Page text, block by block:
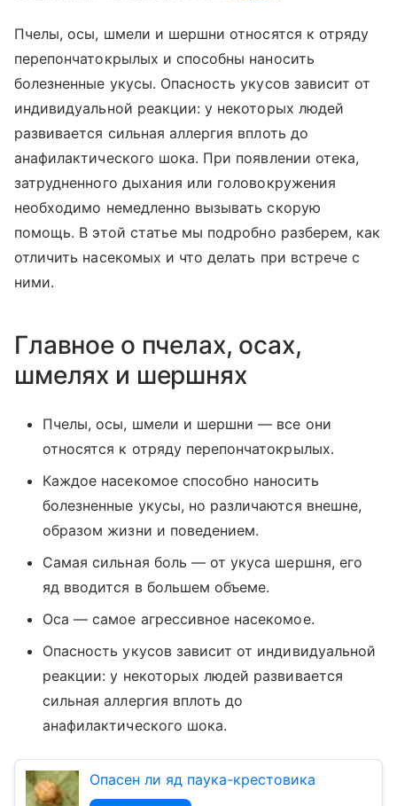
Пчелы, осы, шмели и шершни относятся к отряду
перепончатокрылых и способны наносить
болезненные укусы. Опасность укусов зависит от
индивидуальной реакции: у некоторых людей
развивается сильная аллергия вплоть до
анафилактического шока. При появлении отека,
затрудненного дыхания или головокружения
необходимо немедленно вызывать скорую
помощь. В этой статье мы подробно разберем, как
отличить насекомых и что делать при встрече с
ними.
Главное о пчелах, осах,
шмелях и шершнях
Пчелы, осы, шмели и шершни — все они
относятся к отряду перепончатокрылых.
Каждое насекомое способно наносить
болезненные укусы, но различаются внешне,
образом жизни и поведением.
Самая сильная боль — от укуса шершня, его
яд вводится в большем объеме.
Оса — самое агрессивное насекомое.
Опасность укусов зависит от индивидуальной
реакции: у некоторых людей развивается
сильная аллергия вплоть до
анафилактического шока.
Опасен ли яд паука-крестовика